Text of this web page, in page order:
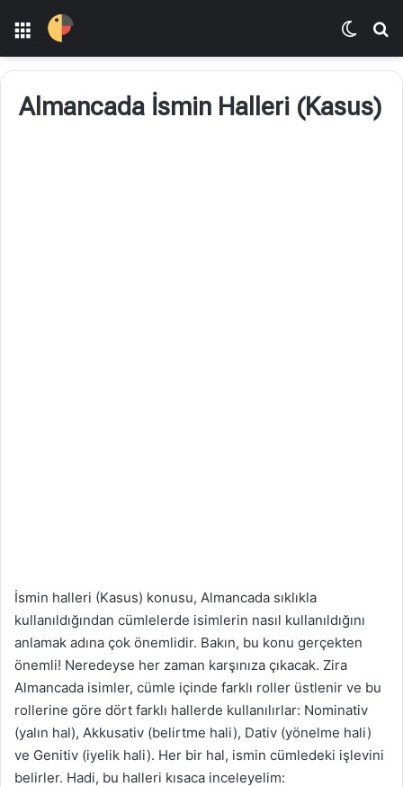
Menü Dış
Almancada İsmin Halleri (Kasus)
İsmin halleri (Kasus) konusu, Almancada sıklıkla
kullanıldığından cümlelerde isimlerin nasıl kullanıldığını
anlamak adına çok önemlidir. Bakın, bu konu gerçekten
önemli! Neredeyse her zaman karşınıza çıkacak. Zira
Almancada isimler, cümle içinde farklı roller üstlenir ve bu
rollerine göre dört farklı hallerde kullanılırlar: Nominativ
(yalın hal), Akkusativ (belirtme hali), Dativ (yönelme hali)
ve Genitiv (iyelik hali). Her bir hal, ismin cümledeki işlevini
belirler. Hadi, bu halleri kısaca inceleyelim: